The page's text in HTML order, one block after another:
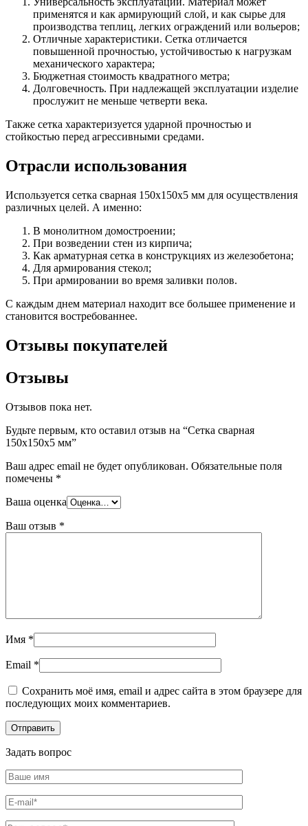
применятся и как армирующий слой, и как сырье для
производства теплиц, легких ограждений или вольеров;
Отличные характеристики. Сетка отличается
повышенной прочностью, устойчивостью к нагрузкам
механического характера;
Бюджетная стоимость квадратного метра;
Долговечность. При надлежащей эксплуатации изделие
прослужит не меньше четверти века.
Также сетка характеризуется ударной прочностью и
стойкостью перед агрессивными средами.
Отрасли использования
Используется сетка сварная 150х150х5 мм для осуществления
различных целей. А именно:
В монолитном домостроении;
При возведении стен из кирпича;
Как арматурная сетка в конструкциях из железобетона;
Для армирования стекол;
При армировании во время заливки полов.
С каждым днем материал находит все большее применение и
становится востребованнее.
Отзывы покупателей
Отзывы
Отзывов пока нет.
Будьте первым, кто оставил отзыв на “Сетка сварная
150х150х5 мм”
Ваш адрес email не будет опубликован. Обязательные поля
помечены *
Ваша оценка
Ваш отзыв *
Имя *
Email *
Сохранить моё имя, email и адрес сайта в этом браузере для
последующих моих комментариев.
Задать вопрос